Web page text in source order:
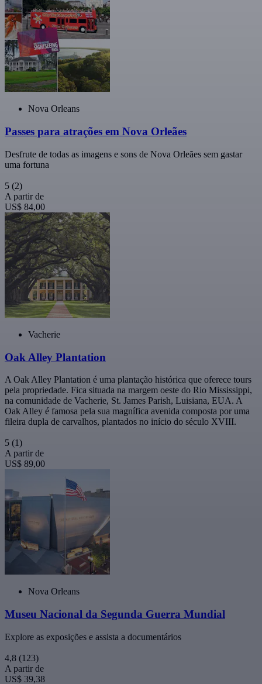
Nova Orleans
Passes para atrações em Nova Orleães
Desfrute de todas as imagens e sons de Nova Orleães sem gastar
uma fortuna
5 (2)
A partir de
US$ 84,00
Vacherie
Oak Alley Plantation
A Oak Alley Plantation é uma plantação histórica que oferece tours
pela propriedade. Fica situada na margem oeste do Rio Mississippi,
na comunidade de Vacherie, St. James Parish, Luisiana, EUA. A
Oak Alley é famosa pela sua magnífica avenida composta por uma
fileira dupla de carvalhos, plantados no início do século XVIII.
5 (1)
A partir de
US$ 89,00
Nova Orleans
Museu Nacional da Segunda Guerra Mundial
Explore as exposições e assista a documentários
4,8 (123)
A partir de
US$ 39,38